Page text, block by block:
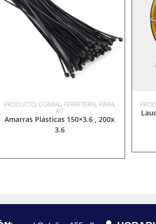
LEER MÁS
PRODUCTO, COAXIAL, FERRETERIA, FIBRA,
RIT
Amarras Plásticas 150×3.6 , 200x
3.6